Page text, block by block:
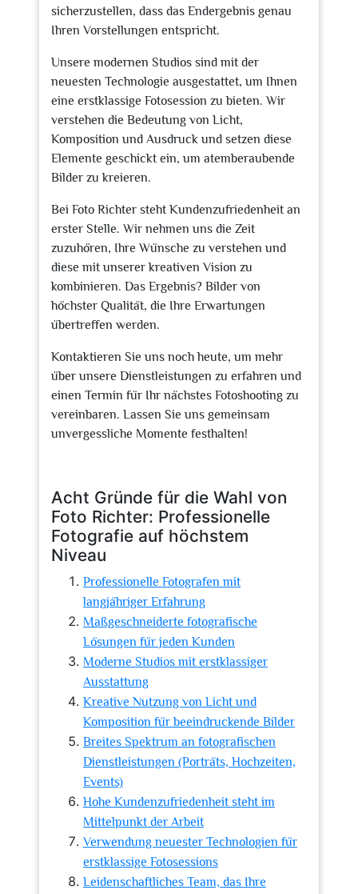
sicherzustellen, dass das Endergebnis genau
Ihren Vorstellungen entspricht.
Unsere modernen Studios sind mit der
neuesten Technologie ausgestattet, um Ihnen
eine erstklassige Fotosession zu bieten. Wir
verstehen die Bedeutung von Licht,
Komposition und Ausdruck und setzen diese
Elemente geschickt ein, um atemberaubende
Bilder zu kreieren.
Bei Foto Richter steht Kundenzufriedenheit an
erster Stelle. Wir nehmen uns die Zeit
zuzuhören, Ihre Wünsche zu verstehen und
diese mit unserer kreativen Vision zu
kombinieren. Das Ergebnis? Bilder von
höchster Qualität, die Ihre Erwartungen
übertreffen werden.
Kontaktieren Sie uns noch heute, um mehr
über unsere Dienstleistungen zu erfahren und
einen Termin für Ihr nächstes Fotoshooting zu
vereinbaren. Lassen Sie uns gemeinsam
unvergessliche Momente festhalten!
Acht Gründe für die Wahl von
Foto Richter: Professionelle
Fotografie auf höchstem
Niveau
Professionelle Fotografen mit
langjähriger Erfahrung
Maßgeschneiderte fotografische
Lösungen für jeden Kunden
Moderne Studios mit erstklassiger
Ausstattung
Kreative Nutzung von Licht und
Komposition für beeindruckende Bilder
Breites Spektrum an fotografischen
Dienstleistungen (Porträts, Hochzeiten,
Events)
Hohe Kundenzufriedenheit steht im
Mittelpunkt der Arbeit
Verwendung neuester Technologien für
erstklassige Fotosessions
Leidenschaftliches Team, das Ihre